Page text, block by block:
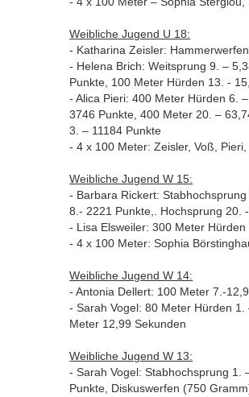
Weibliche Jugend U 18:
- Katharina Zeisler:
- Helena Brich: Weitsprung 9. –
Punkte, 100 Meter Hürden 13. -
- Alica Pieri: 400 Meter Hürden 6.
3746 Punkte, 400 Meter 20. –
3. – 11184 Punkte
- 4 x 100 Meter: Zeisler, Voß,
Weibliche Jugend W 15:
- Barbara Rickert:
8.- 2221 Punkte,. Hochsprung 20.
- Lisa Elsweiler: 300 Meter
- 4 x 100 Meter: Sophia
Weibliche Jugend W 14:
- Antonia Dellert: 100 Meter 7.-
- Sarah Vogel: 80 Meter Hürden
Meter 12,99 Sekunden
Weibliche Jugend W 13:
- Sarah Vogel: Stabhochsprung 1.
Punkte, Diskuswerfen (750